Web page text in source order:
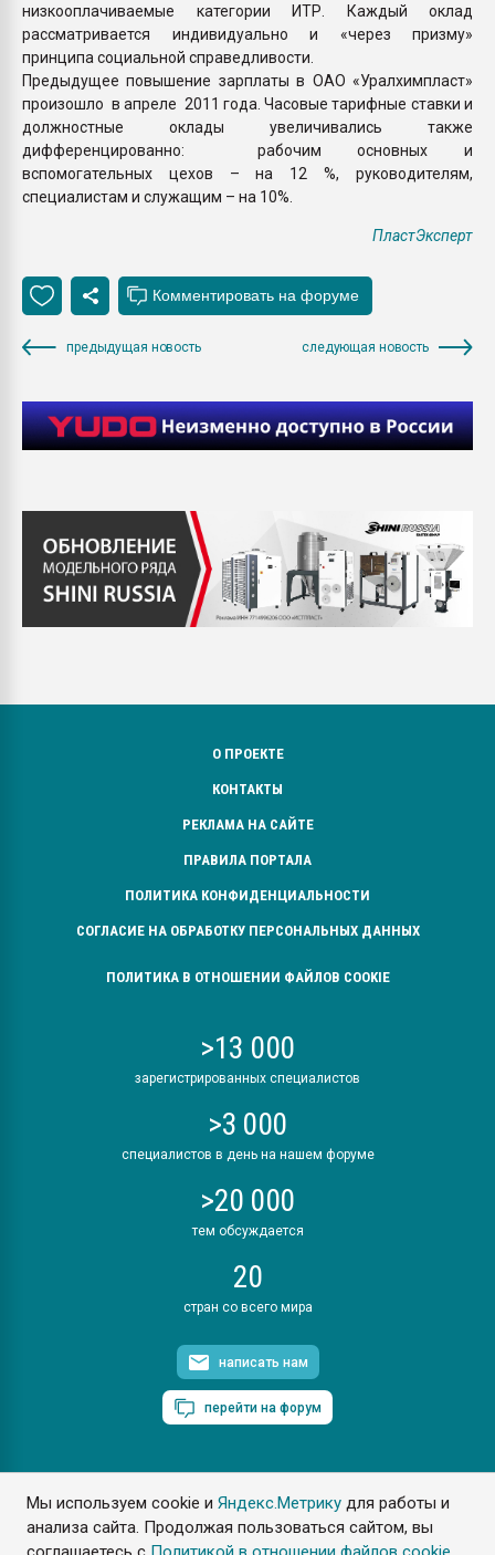
Мы используем cookie иЯндекс.Метрику для работы и
анализа сайта. Продолжая пользоваться сайтом, вы
низкооплачиваемые категории ИТР. Каждый оклад
рассматривается индивидуально и «через призму»
принципа социальной справедливости.
Предыдущее повышение зарплаты в ОАО «Уралхимпласт»
произошло в апреле 2011 года. Часовые тарифные ставки и
должностные оклады увеличивались также
дифференцированно: рабочим основных и
вспомогательных цехов – на 12 %, руководителям,
специалистам и служащим – на 10%.
ПластЭксперт
предыдущая новость следующая новость
О ПРОЕКТЕ
КОНТАКТЫ
РЕКЛАМА НА САЙТЕ
ПРАВИЛА ПОРТАЛА
ПОЛИТИКА КОНФИДЕНЦИАЛЬНОСТИ
СОГЛАСИЕ НА ОБРАБОТКУ ПЕРСОНАЛЬНЫХ ДАННЫХ
ПОЛИТИКА В ОТНОШЕНИИ ФАЙЛОВ COOKIE
>13 000
зарегистрированных специалистов
>3 000
специалистов в день на нашем форуме
>20 000
тем обсуждается
20
стран со всего мира
написать нам
перейти на форум
ПластЭксперт © 2006. Все права защищены
Разрешается копирование материалов сайта с обязательной
ссылкой на www.e-plastic.ru